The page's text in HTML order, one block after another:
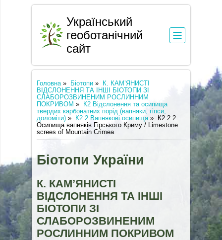
Український
геоботанічний
сайт
Головна » Біотопи »
К. КАМ’ЯНИСТІ
ВІДСЛОНЕННЯ ТА ІНШІ БІОТОПИ ЗІ
СЛАБОРОЗВИНЕНИМ РОСЛИННИМ
ПОКРИВОМ »
К2 Відслонення та осипища
твердих карбонатних порід (вапняки, гіпси,
доломіти) » К2.2 Вапнякові осипища »
К2.2.2
Осипища вапняків Гірського Криму / Limestone
screes of Mountain Crimea
Біотопи України
К. КАМ’ЯНИСТІ
ВІДСЛОНЕННЯ ТА ІНШІ
БІОТОПИ ЗІ
СЛАБОРОЗВИНЕНИМ
РОСЛИННИМ ПОКРИВОМ